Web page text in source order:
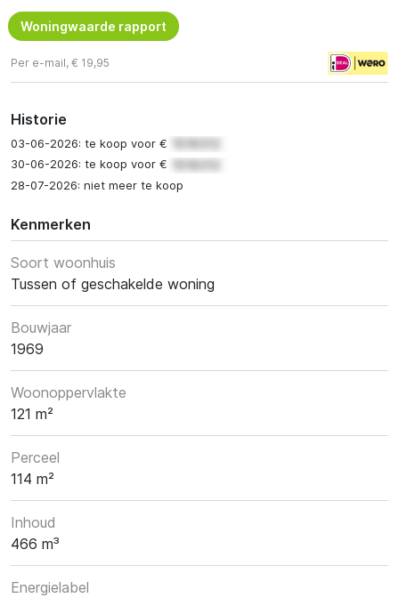
Woningwaarde rapport
Per e-mail, € 19,95
Historie
03-06-2026: te koop voor €
30-06-2026: te koop voor €
28-07-2026: niet meer te koop
Kenmerken
Soort woonhuis
Tussen of geschakelde woning
Bouwjaar
1969
Woonoppervlakte
121 m²
Perceel
114 m²
Inhoud
466 m³
Energielabel